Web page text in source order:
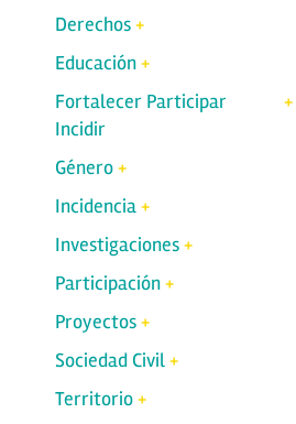
Derechos
Educación
Fortalecer Participar
Incidir
Género
Incidencia
Investigaciones
Participación
Proyectos
Sociedad Civil
Territorio